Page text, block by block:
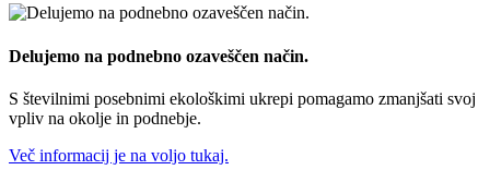
Delujemo na podnebno ozaveščen način.
S številnimi posebnimi ekološkimi ukrepi pomagamo zmanjšati svoj
vpliv na okolje in podnebje.
Več informacij je na voljo tukaj.